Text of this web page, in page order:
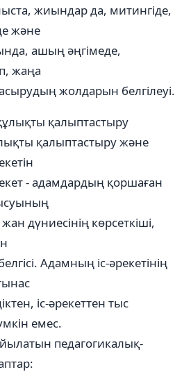
жиындар да, митингіде,
және
ашың әңгімеде,
жаңа
жолдарын белгілеуі.
қалыптастыру
қалыптастыру және
- адамдардың қоршаған
дүниесінің көрсеткіші,
Адамның іс-әрекетінің
іс-әрекеттен тыс
емес.
педагогикалық-